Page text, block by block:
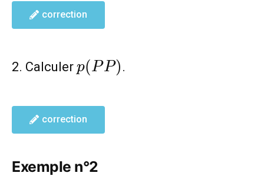
correction
2. Calculer p(PP)
p(PP) .
correction
Exemple n°2